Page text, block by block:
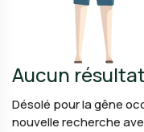
Aucun résultat
Désolé pour la gêne
nouvelle recherche